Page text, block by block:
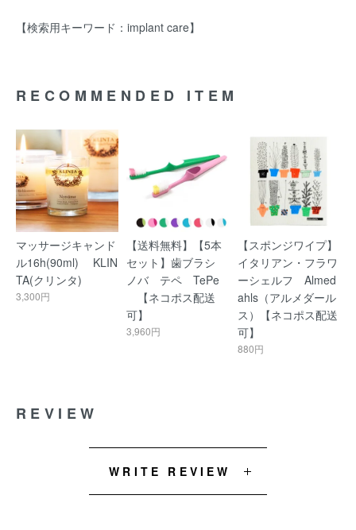
【検索用キーワード：implant care】
RECOMMENDED ITEM
マッサージキャンド
ル16h(90ml) KLIN
TA(クリンタ)
3,300円
【送料無料】【5本
セット】歯ブラシ
ノバ テペ TePe
【ネコポス配送
可】
3,960円
【スポンジワイプ】
イタリアン・フラワ
ーシェルフ Almed
ahls（アルメダール
ス）【ネコポス配送
可】
880円
REVIEW
WRITE REVIEW